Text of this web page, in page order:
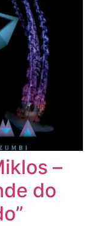
–
do